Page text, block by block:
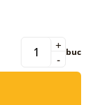
-
+ buc